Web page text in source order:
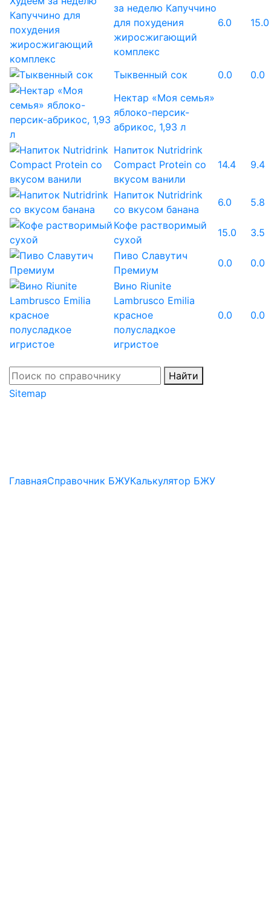
за неделю Капуччино
для похудения
жиросжигающий
комплекс
6.0 15.0
Тыквенный сок 0.0
0.0
Нектар «Моя семья»
яблоко-персик-
абрикос, 1,93 л
Напиток Nutridrink
Compact Protein со
вкусом ванили
14.4 9.4
Напиток Nutridrink
со вкусом банана
6.0
5.8
Кофе растворимый
сухой
15.0
3.5
Пиво Славутич
Премиум
0.0
0.0
Вино Riunite
Lambrusco Emilia
красное
полусладкое
игристое
0.0 0.0
Найти
Sitemap
ГлавнаяСправочник БЖУКалькулятор БЖУ